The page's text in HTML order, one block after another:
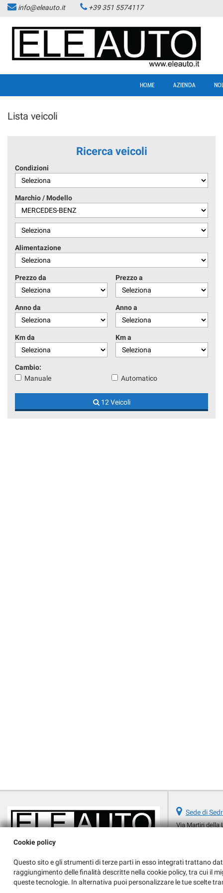
info@eleauto.it +39 351 5574117
HOME AZIENDA
Lista veicoli
Ricerca veicoli
Condizioni
Marchio / Modello
Alimentazione
Prezzo da Prezzo a
Anno da Anno a
Km da Km a
Cambio:
Manuale
Automatico
12 Veicoli
Sede di
Via Martiri della
Telefono:
Email:
Indicazioni
Cookie policy
Questo sito e gli strumenti di terze parti in esso integrati trattano
raggiungimento delle finalità descritte nella cookie policy, tra cui il
queste tecnologie. In alternativa puoi personalizzare le tue scelte